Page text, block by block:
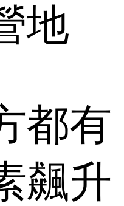
地
都有
飆升